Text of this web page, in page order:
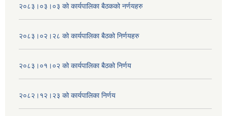
२०८३।०३।०३ को कार्यपालिका बैठकको नर्णयहरु
२०८३।०२।२८ को कार्यपालिका बैठको निर्णयहरु
२०८३।०१।०२ को कार्यपालिका बैठको निर्णय
२०८२।१२।२३ को कार्यपालिका निर्णय